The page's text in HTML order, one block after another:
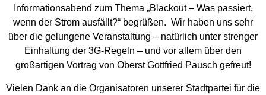
Informationsabend zum Thema „Blackout – Was passiert,
wenn der Strom ausfällt?“ begrüßen. Wir haben uns sehr
über die gelungene Veranstaltung – natürlich unter strenger
Einhaltung der 3G-Regeln – und vor allem über den
großartigen Vortrag von Oberst Gottfried Pausch gefreut!
Vielen Dank an die Organisatoren unserer Stadtpartei für die